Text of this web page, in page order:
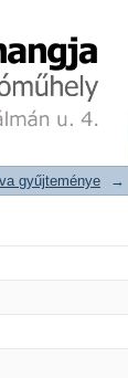
gyűjteménye →